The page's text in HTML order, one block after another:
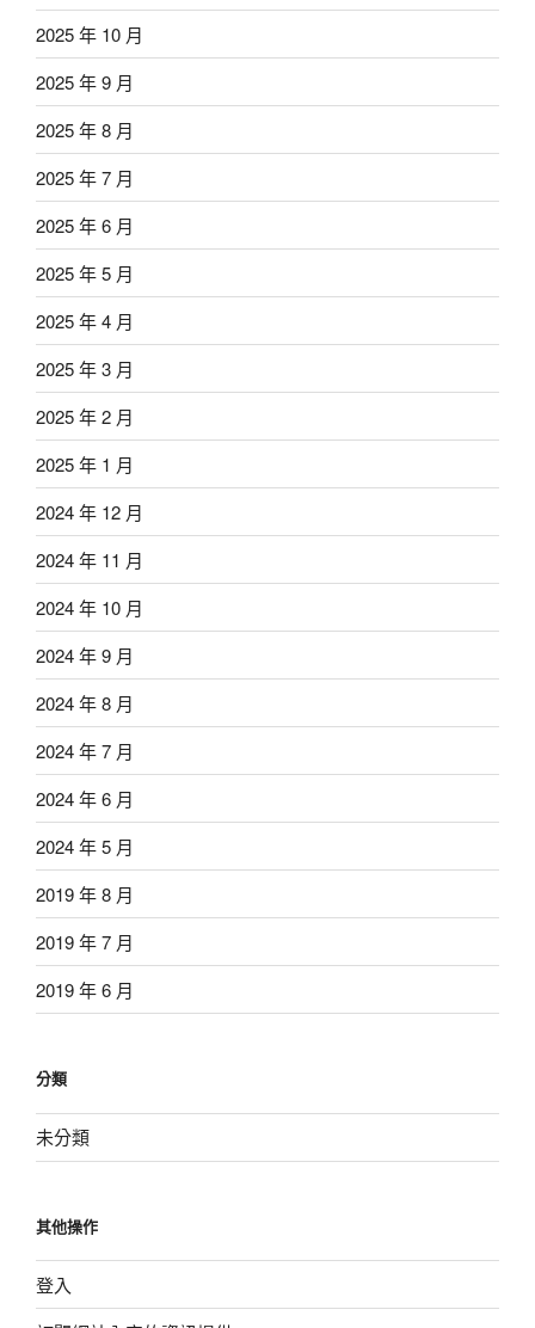
2025 年 10 月
2025 年 9 月
2025 年 8 月
2025 年 7 月
2025 年 6 月
2025 年 5 月
2025 年 4 月
2025 年 3 月
2025 年 2 月
2025 年 1 月
2024 年 12 月
2024 年 11 月
2024 年 10 月
2024 年 9 月
2024 年 8 月
2024 年 7 月
2024 年 6 月
2024 年 5 月
2019 年 8 月
2019 年 7 月
2019 年 6 月
分類
未分類
其他操作
登入